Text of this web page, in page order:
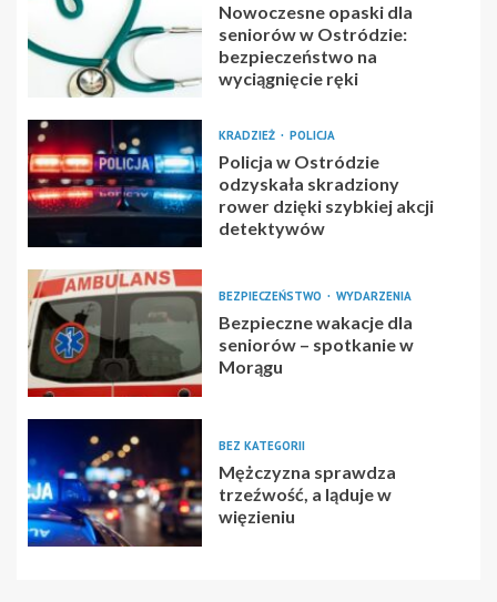
Nowoczesne opaski dla
seniorów w Ostródzie:
bezpieczeństwo na
wyciągnięcie ręki
KRADZIEŻ POLICJA
Policja w Ostródzie
odzyskała skradziony
rower dzięki szybkiej akcji
detektywów
BEZPIECZEŃSTWO WYDARZENIA
Bezpieczne wakacje dla
seniorów – spotkanie w
Morągu
BEZ KATEGORII
Mężczyzna sprawdza
trzeźwość, a ląduje w
więzieniu